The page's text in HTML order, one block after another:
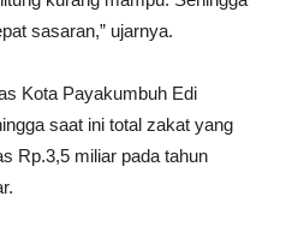
sasaran,” ujarnya.
Kota Payakumbuh Edi
saat ini total zakat yang
Rp.3,5 miliar pada tahun